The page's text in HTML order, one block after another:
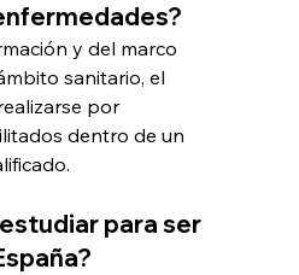
y del marco
sanitario, el
por
dentro de un
para ser